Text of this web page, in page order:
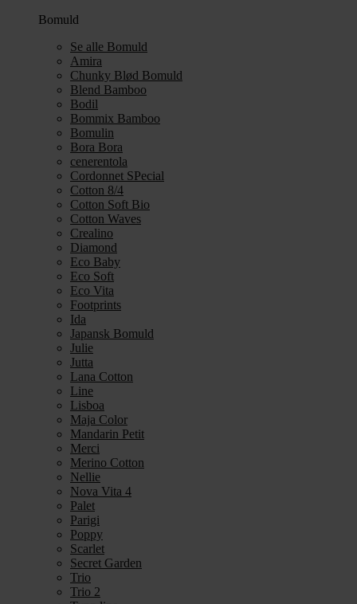
Bomuld
Se alle Bomuld
Amira
Chunky Blød Bomuld
Blend Bamboo
Bodil
Bommix Bamboo
Bomulin
Bora Bora
cenerentola
Cordonnet SPecial
Cotton 8/4
Cotton Soft Bio
Cotton Waves
Crealino
Diamond
Eco Baby
Eco Soft
Eco Vita
Footprints
Ida
Japansk Bomuld
Julie
Jutta
Lana Cotton
Line
Lisboa
Maja Color
Mandarin Petit
Merci
Merino Cotton
Nellie
Nova Vita 4
Palet
Parigi
Poppy
Scarlet
Secret Garden
Trio
Trio 2